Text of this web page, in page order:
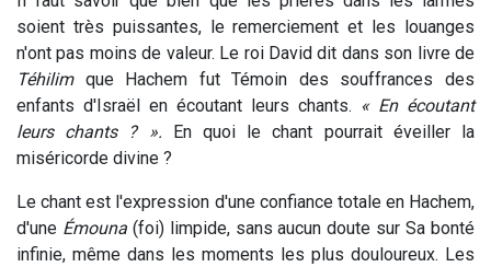
soient très puissantes, le remerciement et les louanges
n'ont pas moins de valeur. Le roi David dit dans son livre de
Téhilimque Hachem fut Témoin des souffrances des
enfants d'Israël en écoutant leurs chants. « En écoutant
leurs chants ? ». En quoi le chant pourrait éveiller la
miséricorde divine ?
Le chant est l'expression d'une confiance totale en Hachem,
d'une Émouna(foi) limpide, sans aucun doute sur Sa bonté
infinie, même dans les moments les plus douloureux. Les